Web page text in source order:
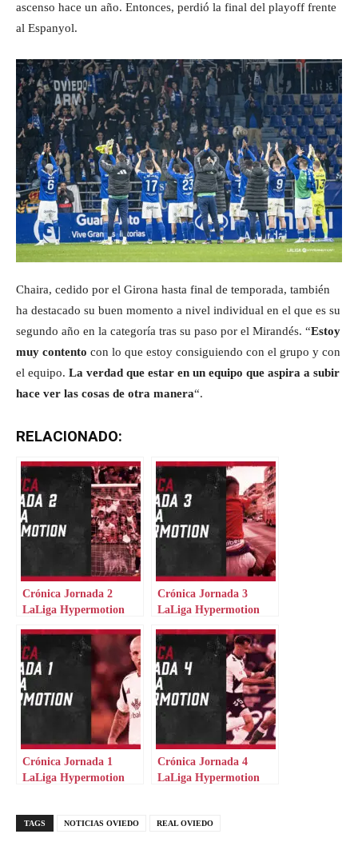
ascenso hace un año. Entonces, perdió la final del playoff frente
al Espanyol.
Chaira, cedido por el Girona hasta final de temporada, también
ha destacado su buen momento a nivel individual en el que es su
segundo año en la categoría tras su paso por el Mirandés. “Estoy
muy contento con lo que estoy consiguiendo con el grupo y con
el equipo. La verdad que estar en un equipo que aspira a subir
hace ver las cosas de otra manera“.
RELACIONADO:
Crónica Jornada 2
LaLiga Hypermotion
Crónica Jornada 3
LaLiga Hypermotion
Crónica Jornada 1
LaLiga Hypermotion
Crónica Jornada 4
LaLiga Hypermotion
TAGS NOTICIAS OVIEDO REAL OVIEDO